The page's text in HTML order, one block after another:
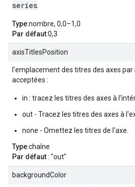
series
Type:nombre, 0,0–1,0
Par défaut:0,3
axisTitlesPosition
l'emplacement des titres des axes
acceptées :
in : tracez les titres des axes à
out - Tracez les titres des axes à
none - Omettez les titres de l'axe.
Type:chaîne
Par défaut: "out"
backgroundColor